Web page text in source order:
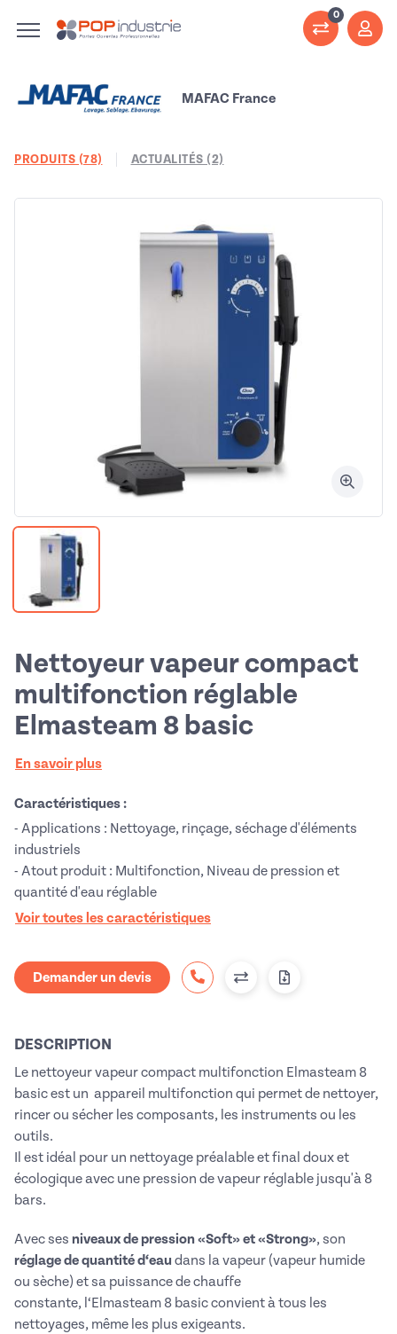
0
MAFAC France
PRODUITS (78) ACTUALITÉS (2)
Nettoyeur vapeur compact
multifonction réglable
Elmasteam 8 basic
En savoir plus
Caractéristiques :
- Applications : Nettoyage, rinçage, séchage d'éléments
industriels
- Atout produit : Multifonction, Niveau de pression et
quantité d'eau réglable
Voir toutes les caractéristiques
Demander un devis
DESCRIPTION
Le nettoyeur vapeur compact multifonction Elmasteam 8
basic est un appareil multifonction qui permet de nettoyer,
rincer ou sécher les composants, les instruments ou les
outils.
Il est idéal pour un nettoyage préalable et final doux et
écologique avec une pression de vapeur réglable jusqu'à 8
bars.
Avec ses niveaux de pression «Soft» et «Strong»,son
réglage de quantité d‘eau dans la vapeur (vapeur humide
ou sèche) etsa puissance de chauffe
constante, l‘Elmasteam 8 basic convient à tous les
nettoyages, même les plus exigeants.